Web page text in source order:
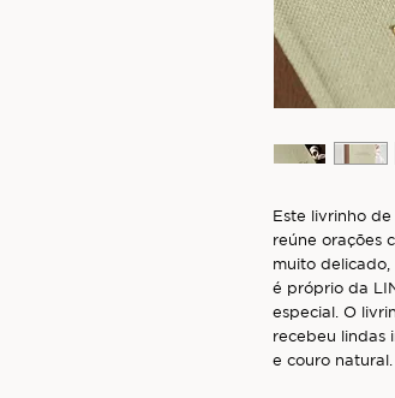
Este livrinho
reúne orações
muito
é próprio da
especial. O
recebeu lindas
e couro